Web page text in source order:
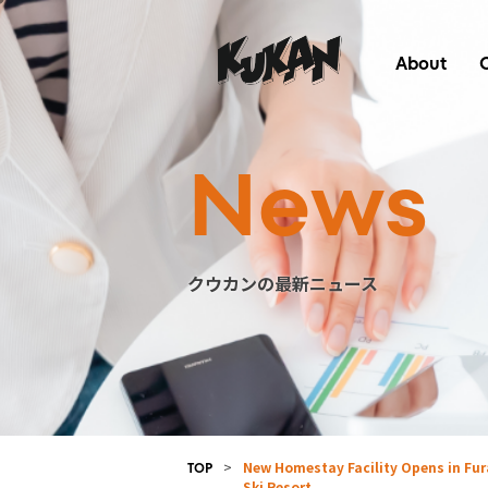
About
News
クウカンの最新ニュース
TOP >
New Homestay Facility Opens in